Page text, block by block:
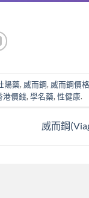
陽藥, 威而鋼, 威而鋼價
港價錢, 學名藥, 性健康.
威而鋼